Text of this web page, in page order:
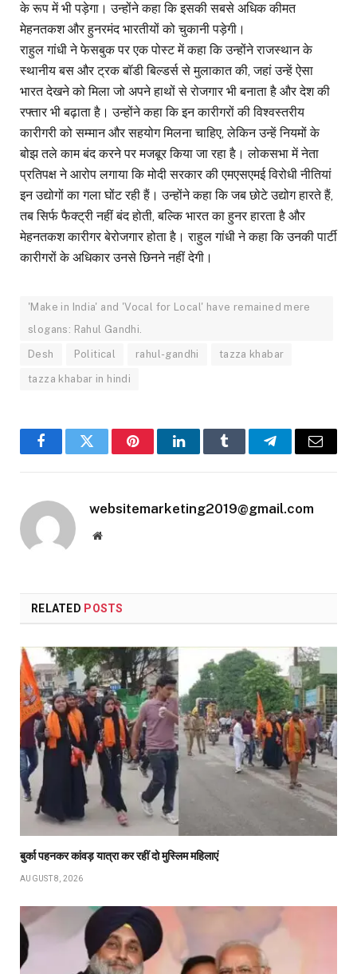
के रूप में भी पड़ेगा। उन्होंने कहा कि इसकी सबसे अधिक कीमत
मेहनतकश और हुनरमंद भारतीयों को चुकानी पड़ेगी।
राहुल गांधी ने फेसबुक पर एक पोस्ट में कहा कि उन्होंने राजस्थान के
स्थानीय बस और ट्रक बॉडी बिल्डर्स से मुलाकात की, जहां उन्हें ऐसा
भारत देखने को मिला जो अपने हाथों से रोजगार भी बनाता है और देश की
रफ्तार भी बढ़ाता है। उन्होंने कहा कि इन कारीगरों की विश्वस्तरीय
कारीगरी को सम्मान और सहयोग मिलना चाहिए, लेकिन उन्हें नियमों के
बोझ तले काम बंद करने पर मजबूर किया जा रहा है। लोकसभा में नेता
प्रतिपक्ष ने आरोप लगाया कि मोदी सरकार की एमएसएमई विरोधी नीतियां
इन उद्योगों का गला घोंट रही हैं। उन्होंने कहा कि जब छोटे उद्योग हारते हैं,
तब सिर्फ फैक्ट्री नहीं बंद होती, बल्कि भारत का हुनर हारता है और
मेहनतकश कारीगर बेरोजगार होता है। राहुल गांधी ने कहा कि उनकी पार्टी
कारीगरों के अधिकार उनसे छिनने नहीं देगी।
'Make in India' and 'Vocal for Local' have remained mere
slogans: Rahul Gandhi.
Desh Political rahul-gandhi tazza khabar
tazza khabar in hindi
FacebookTwitter PinterestLinkedInTumblr TelegramEmail
websitemarketing2019@gmail.com
Website
RELATED POSTS
बुर्का पहनकर कांवड़ यात्रा कर रहीं दो मुस्लिम महिलाएं
AUGUST 8, 2026